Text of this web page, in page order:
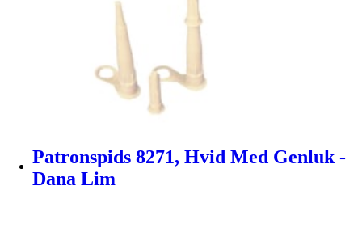
Patronspids 8271, Hvid Med Genluk -
Dana Lim